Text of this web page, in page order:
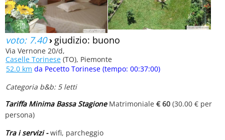
voto: 7.40› giudizio: buono
Via Vernone 20/d,
Caselle Torinese (TO), Piemonte
52.0 km da Pecetto Torinese (tempo: 00:37:00)
Categoria b&b: 5 letti
Tariffa Minima Bassa StagioneMatrimoniale € 60 (30.00 € per
persona)
Tra i servizi -wifi, parcheggio